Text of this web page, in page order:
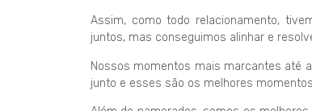
Assim, como todo relacionamento,
juntos, mas conseguimos alinhar e
Nossos momentos mais marcantes até
junto e esses são os melhores